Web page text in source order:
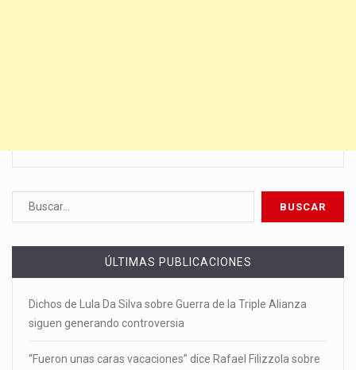
ÚLTIMAS PUBLICACIONES
Dichos de Lula Da Silva sobre Guerra de la Triple Alianza
siguen generando controversia
“Fueron unas caras vacaciones” dice Rafael Filizzola sobre